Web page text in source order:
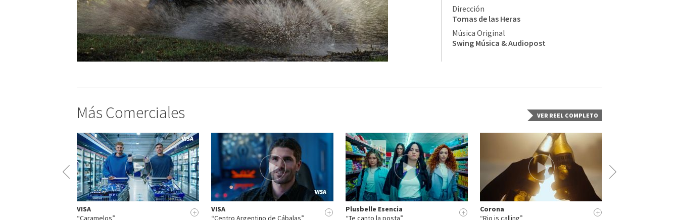
Dirección
Tomas de las Heras
Música Original
Swing Música & Audiopost
Más Comerciales VER REEL COMPLETO
VISA
“Caramelos”
+
VISA
“Centro Argentino de Cábalas”
+
Plusbelle Esencia
“Te canto la posta”
+
Corona
“Rio is calling”
+